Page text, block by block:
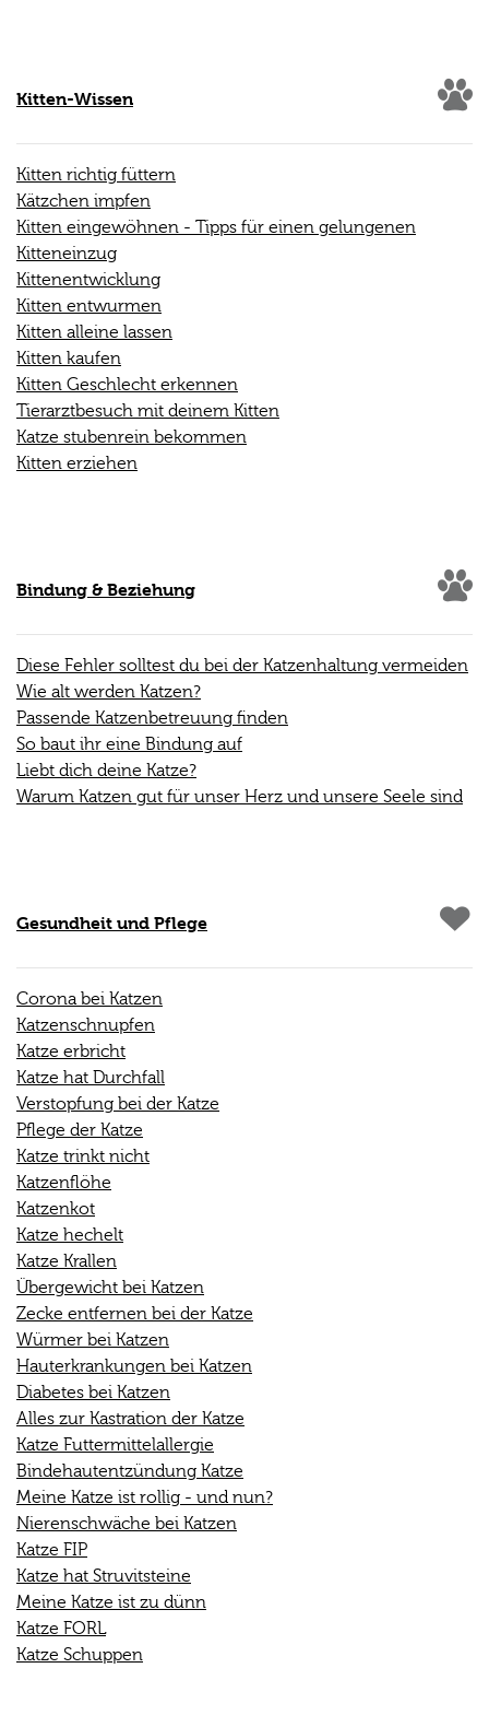
Kitten-Wissen
Kitten richtig füttern
Kätzchen impfen
Kitten eingewöhnen - Tipps für einen gelungenen
Kitteneinzug
Kittenentwicklung
Kitten entwurmen
Kitten alleine lassen
Kitten kaufen
Kitten Geschlecht erkennen
Tierarztbesuch mit deinem Kitten
Katze stubenrein bekommen
Kitten erziehen
Bindung & Beziehung
Diese Fehler solltest du bei der Katzenhaltung vermeiden
Wie alt werden Katzen?
Passende Katzenbetreuung finden
So baut ihr eine Bindung auf
Liebt dich deine Katze?
Warum Katzen gut für unser Herz und unsere Seele sind
Gesundheit und Pflege
Corona bei Katzen
Katzenschnupfen
Katze erbricht
Katze hat Durchfall
Verstopfung bei der Katze
Pflege der Katze
Katze trinkt nicht
Katzenflöhe
Katzenkot
Katze hechelt
Katze Krallen
Übergewicht bei Katzen
Zecke entfernen bei der Katze
Würmer bei Katzen
Hauterkrankungen bei Katzen
Diabetes bei Katzen
Alles zur Kastration der Katze
Katze Futtermittelallergie
Bindehautentzündung Katze
Meine Katze ist rollig - und nun?
Nierenschwäche bei Katzen
Katze FIP
Katze hat Struvitsteine
Meine Katze ist zu dünn
Katze FORL
Katze Schuppen